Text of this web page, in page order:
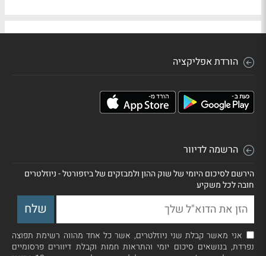
הורדת אפליקציה
הרשמה לדיוור
הירשם לסיכום היומי של שוק ההון ולמבזקים של ביזפורטל - ניוזלטרים
חובה לכל משקיע
אני מאשר קבלת שני ניוזלטרים, אשר כל אחד מהווה רשימת תפוצה
נפרדת, בנושאים סיכום יומי והתראות חמות וקבלת דיוורים פרסומיים